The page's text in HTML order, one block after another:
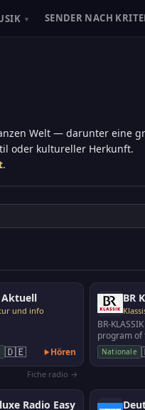
▾ SENDER NACH
Welt — darunter eine
oder kultureller Herkunft.
.
Aktuell
und info
🇩🇪 Hören
Fiche radio →
BR
BR-
program of
radio. Plays
music:
Nationale
Radio Easy